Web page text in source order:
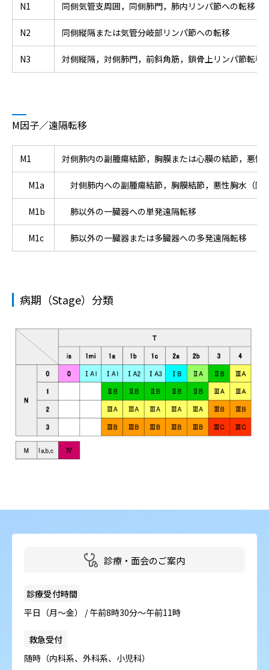
N1 同側気管支周囲，同側肺門，肺内リンパ節への転移
N2 同側縦隔または気管分岐部リンパ節への転移
N3 対側縦隔，対側肺門，前斜角筋，鎖骨上リンパ節転移
M因子／遠隔転移
M1 対側肺内の副腫瘍結節，胸膜または心膜の結節，悪性
M1a 対側肺内への副腫瘍結節，胸膜結節，悪性胸水（同
M1b 肺以外の一臓器への単発遠隔転移
M1c 肺以外の一臓器または多臓器への多発遠隔転移
病期（Stage）分類
診療・面会のご案内
診療受付時間
平日（月～金） / 午前8時30分～午前11時
救急受付
随時（内科系、外科系、小児科）